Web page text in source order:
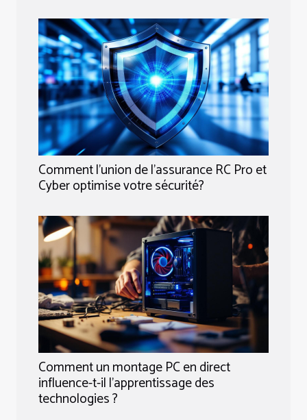
Comment l'union de l'assurance RC Pro et
Cyber optimise votre sécurité?
Comment un montage PC en direct
influence-t-il l'apprentissage des
technologies ?